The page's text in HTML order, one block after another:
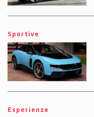
Sportive
Esperienze